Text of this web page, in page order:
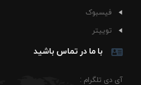
فیسبوک
توییتر
با ما در تماس باشید
آی دی تلگرام :